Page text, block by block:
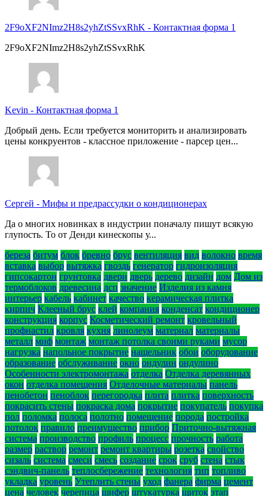
2F9oXF2NImz2H8s2yhZtSSvxRhK - Контактная форма 1
2F9oXF2NImz2H8s2yhZtSSvxRhK
Kevin - Контактная форма 1
Добрый день. Если требуется мониторить и анализировать
цены конкруентов - классное приложение - парсер цен...
Сергей - Мифы и предрассудки о кондиционерах
Да о многих новинках в индустрии поначалу пишут всякую
глупость. То от Денди кинескопы у...
береза битум блок бревно брус вентиляция вид волокно время
вставка выбор вытяжка гвоздь генератор гидроизоляция
гипсокартон грунтовка двери дверь дерево дизайн дом Дом из
термоблоков древесина дсп значение Изделия из камня
интерьер кабель кабинет качество керамическая плитка
кирпич Клееный брус клей компания конденсат кондиционер
конструкция корпус Косметический ремонт кровельный
профнастил кровля кухня линолеум материал материалы
металл миф монтаж монтаж потолка своими руками мусор
нагрузка напольное покрытие нащельник обои оборудование
образование обслуживание окно ондулин ондулино
Особенности электромонтажа отделка Отделка деревянных
окон отделка помещения Отделочные материалы панель
пенобетон пеноблок перегородка плита плитка поверхность
покрасить стены покраска дома покрытие покупатель покупка
пол поломка полоса полотно помещение порода постройка
потолок правило преимущество прибор Приточно-вытяжная
система производство профиль процесс прочность работа
размер раствор ремонт ремонт квартиры розетка свойство
сизаль система смеси смесь создание срок сруб стена стык
сэндвич-панель теплосбережение технология тип топливо
укладка уровень Утеплить стены уход фанера фирма цемент
цена человек черепица шифер штукатурка щиток этап